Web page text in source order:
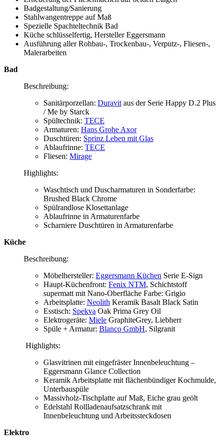
Badgestaltung/Sanierung
Stahlwangentreppe auf Maß
Spezielle Spachteltechnik Bad
Küche schlüsselfertig, Hersteller Eggersmann
Ausführung aller Rohbau-, Trockenbau-, Verputz-, Fliesen-,
Malerarbeiten
Bad
Beschreibung:
Sanitärporzellan: Duravit aus der Serie Happy D.2 Plus
/ Me by Starck
Spültechnik: TECE
Armaturen: Hans Grohe Axor
Duschtüren: Sprinz Leben mit Glas
Ablaufrinne: TECE
Fliesen: Mirage
Highlights:
Waschtisch und Duscharmaturen in Sonderfarbe:
Brushed Black Chrome
Spülrandlose Klosettanlage
Ablaufrinne in Armaturenfarbe
Scharniere Duschtüren in Armaturenfarbe
Küche
Beschreibung:
Möbelhersteller: Eggersmann Küchen Serie E-Sign
Haupt-Küchenfront: Fenix NTM, Schichtstoff
supermatt mit Nano-Oberfläche Farbe: Grigio
Arbeitsplatte: Neolith Keramik Basalt Black Satin
Esstisch: Spekva Oak Prima Grey Oil
Elektrogeräte: Miele GraphiteGrey, Liebherr
Spüle + Armatur: Blanco GmbH, Silgranit
Highlights:
Glasvitrinen mit eingefräster Innenbeleuchtung –
Eggersmann Glance Collection
Keramik Arbeitsplatte mit flächenbündiger Kochmulde,
Unterbauspüle
Massivholz-Tischplatte auf Maß, Eiche grau geölt
Edelstahl Rollladenaufsatzschrank mit
Innenbeleuchtung und Arbeitssteckdosen
Elektro